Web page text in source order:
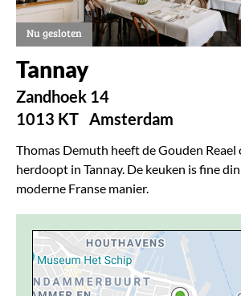
Nu gesloten
Tannay
Zandhoek 14
1013 KT Amsterdam
Thomas Demuth heeft de Gouden Reael
herdoopt in Tannay. De keuken is fine
moderne Franse manier.